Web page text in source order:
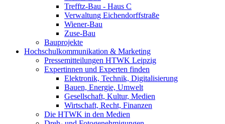
Trefftz-Bau - Haus C
Verwaltung Eichendorffstraße
Wiener-Bau
Zuse-Bau
Bauprojekte
Hochschulkommunikation & Marketing
Pressemitteilungen HTWK Leipzig
Expertinnen und Experten finden
Elektronik, Technik, Digitalisierung
Bauen, Energie, Umwelt
Gesellschaft, Kultur, Medien
Wirtschaft, Recht, Finanzen
Die HTWK in den Medien